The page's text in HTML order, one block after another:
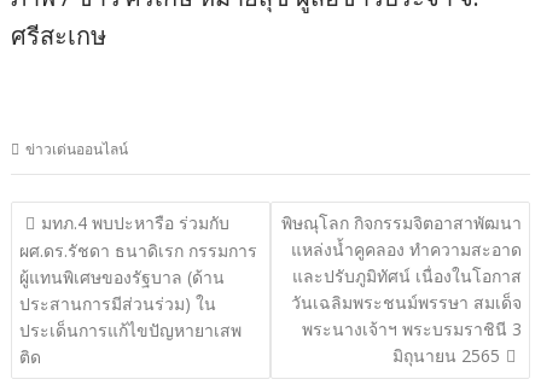
ศรีสะเกษ
ข่าวเด่นออนไลน์
แนะแนว
เรื่อง
มทภ.4 พบปะหารือ ร่วมกับ
ผศ.ดร.รัชดา ธนาดิเรก กรรมการ
ผู้แทนพิเศษของรัฐบาล (ด้าน
ประสานการมีส่วนร่วม) ใน
ประเด็นการแก้ไขปัญหายาเสพ
ติด
พิษณุโลก กิจกรรมจิตอาสาพัฒนา
แหล่งน้ำคูคลอง ทำความสะอาด
และปรับภูมิทัศน์ เนื่องในโอกาส
วันเฉลิมพระชนม์พรรษา สมเด็จ
พระนางเจ้าฯ พระบรมราชินี 3
มิถุนายน 2565